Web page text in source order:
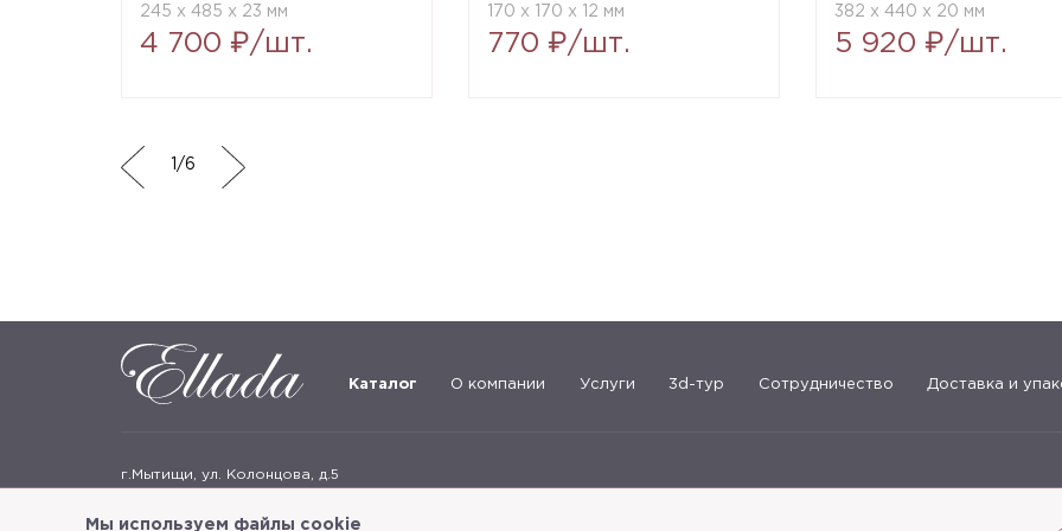
Мы используем файлы cookie
245 x 485 x 23 мм
4 700 ₽/шт.
170 x 170 x 12 мм
770 ₽/шт.
382 x 440 x 20 мм
5 920 ₽/шт.
/6
Каталог О компании Услуги 3d-тур Сотрудничество Доставка и
г.Мытищи, ул. Колонцова, д.5
+7(495) 625-05-50 +7 (495) 637-68-07